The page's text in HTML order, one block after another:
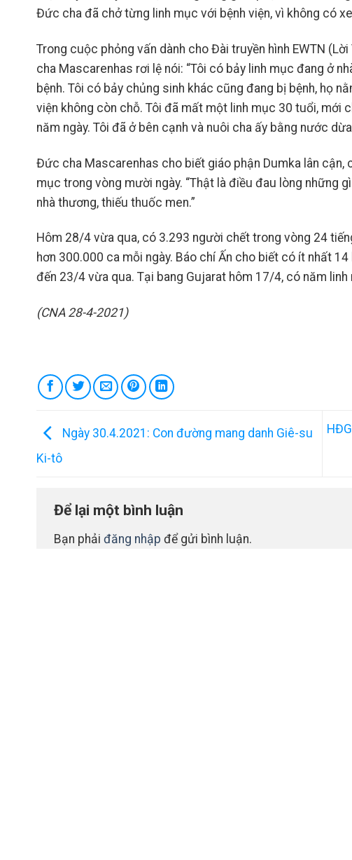
Đức cha đã chở từng linh mục với bệnh viện, vì không có
Trong cuộc phỏng vấn dành cho Đài truyền hình EWTN
cha Mascarenhas rơi lệ nói: “Tôi có bảy linh mục đang ở
bệnh. Tôi có bảy chủng sinh khác cũng đang bị bệnh, họ
viện không còn chỗ. Tôi đã mất một linh mục 30 tuổi,
năm ngày. Tôi đã ở bên cạnh và nuôi cha ấy bằng nước
Đức cha Mascarenhas cho biết giáo phận Dumka lân cận,
mục trong vòng mười ngày. “Thật là điều đau lòng những
nhà thương, thiếu thuốc men.”
Hôm 28/4 vừa qua, có 3.293 người chết trong vòng 24
hơn 300.000 ca mỗi ngày. Báo chí Ấn cho biết có ít nhất
đến 23/4 vừa qua. Tại bang Gujarat hôm 17/4, có năm
(CNA 28-4-2021)
Ngày 30.4.2021: Con đường mang danh Giê-su
Ki-tô
Để lại một bình luận
Bạn phải đăng nhập để gửi bình luận.